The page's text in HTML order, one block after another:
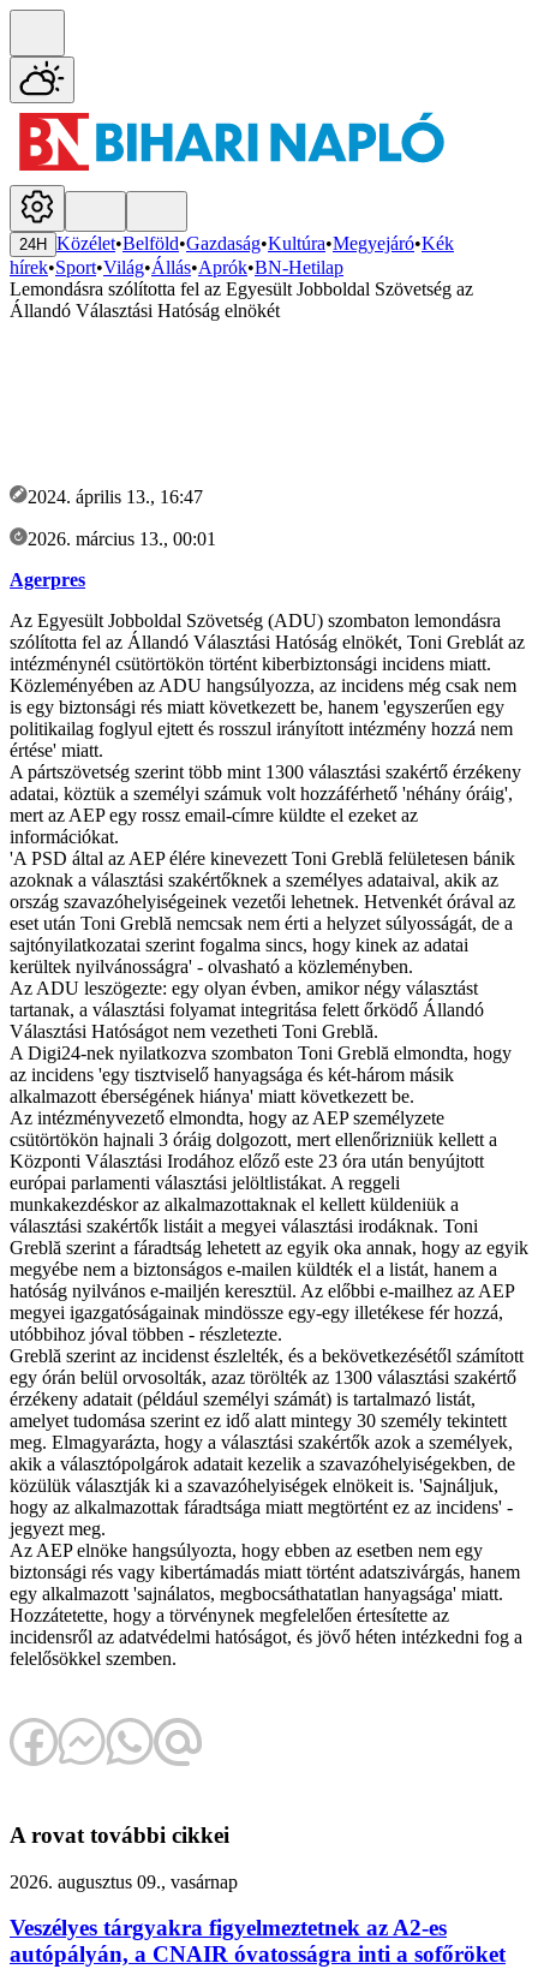
24H Közélet•Belföld•Gazdaság•Kultúra•Megyejáró•Kék
hírek•Sport•Világ•Állás•Aprók•BN-Hetilap
Lemondásra szólította fel az Egyesült Jobboldal Szövetség az
Állandó Választási Hatóság elnökét
2024. április 13., 16:47
2026. március 13., 00:01
Agerpres
Az Egyesült Jobboldal Szövetség (ADU) szombaton lemondásra
szólította fel az Állandó Választási Hatóság elnökét, Toni Greblát az
intézménynél csütörtökön történt kiberbiztonsági incidens miatt.
Közleményében az ADU hangsúlyozza, az incidens még csak nem
is egy biztonsági rés miatt következett be, hanem 'egyszerűen egy
politikailag foglyul ejtett és rosszul irányított intézmény hozzá nem
értése' miatt.
A pártszövetség szerint több mint 1300 választási szakértő érzékeny
adatai, köztük a személyi számuk volt hozzáférhető 'néhány óráig',
mert az AEP egy rossz email-címre küldte el ezeket az
információkat.
'A PSD által az AEP élére kinevezett Toni Greblă felületesen bánik
azoknak a választási szakértőknek a személyes adataival, akik az
ország szavazóhelyiségeinek vezetői lehetnek. Hetvenkét órával az
eset után Toni Greblă nemcsak nem érti a helyzet súlyosságát, de a
sajtónyilatkozatai szerint fogalma sincs, hogy kinek az adatai
kerültek nyilvánosságra' - olvasható a közleményben.
Az ADU leszögezte: egy olyan évben, amikor négy választást
tartanak, a választási folyamat integritása felett őrködő Állandó
Választási Hatóságot nem vezetheti Toni Greblă.
A Digi24-nek nyilatkozva szombaton Toni Greblă elmondta, hogy
az incidens 'egy tisztviselő hanyagsága és két-három másik
alkalmazott éberségének hiánya' miatt következett be.
Az intézményvezető elmondta, hogy az AEP személyzete
csütörtökön hajnali 3 óráig dolgozott, mert ellenőrizniük kellett a
Központi Választási Irodához előző este 23 óra után benyújtott
európai parlamenti választási jelöltlistákat. A reggeli
munkakezdéskor az alkalmazottaknak el kellett küldeniük a
választási szakértők listáit a megyei választási irodáknak. Toni
Greblă szerint a fáradtság lehetett az egyik oka annak, hogy az egyik
megyébe nem a biztonságos e-mailen küldték el a listát, hanem a
hatóság nyilvános e-mailjén keresztül. Az előbbi e-mailhez az AEP
megyei igazgatóságainak mindössze egy-egy illetékese fér hozzá,
utóbbihoz jóval többen - részletezte.
Greblă szerint az incidenst észlelték, és a bekövetkezésétől számított
egy órán belül orvosolták, azaz törölték az 1300 választási szakértő
érzékeny adatait (például személyi számát) is tartalmazó listát,
amelyet tudomása szerint ez idő alatt mintegy 30 személy tekintett
meg. Elmagyarázta, hogy a választási szakértők azok a személyek,
akik a választópolgárok adatait kezelik a szavazóhelyiségekben, de
közülük választják ki a szavazóhelyiségek elnökeit is. 'Sajnáljuk,
hogy az alkalmazottak fáradtsága miatt megtörtént ez az incidens' -
jegyezt meg.
Az AEP elnöke hangsúlyozta, hogy ebben az esetben nem egy
biztonsági rés vagy kibertámadás miatt történt adatszivárgás, hanem
egy alkalmazott 'sajnálatos, megbocsáthatatlan hanyagsága' miatt.
Hozzátetette, hogy a törvénynek megfelelően értesítette az
incidensről az adatvédelmi hatóságot, és jövő héten intézkedni fog a
felelősökkel szemben.
A rovat további cikkei
2026. augusztus 09., vasárnap
Veszélyes tárgyakra figyelmeztetnek az A2-es
autópályán, a CNAIR óvatosságra inti a sofőröket